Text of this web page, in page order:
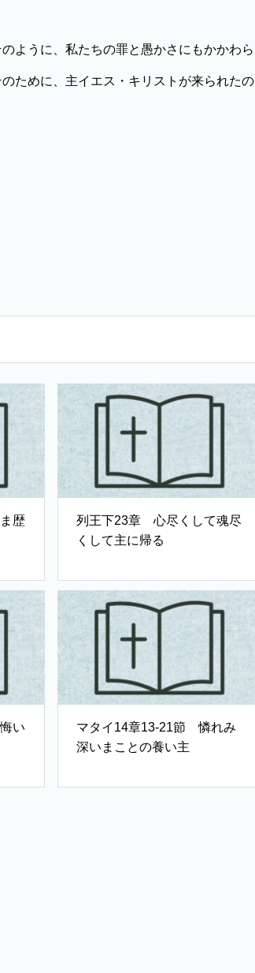
ように、私たちの罪と愚かさにもかかわら
ために、主イエス・キリストが来られたの
歴
列王下23章 心尽くして魂尽
くして主に帰る
い
マタイ14章13-21節 憐れみ
深いまことの養い主